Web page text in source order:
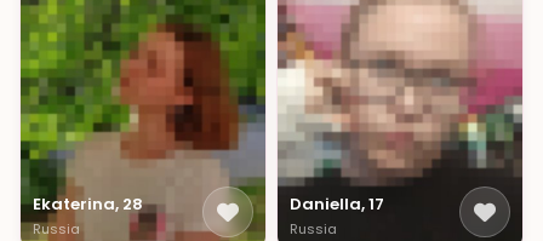
Ekaterina, 28
Russia
Daniella, 17
Russia